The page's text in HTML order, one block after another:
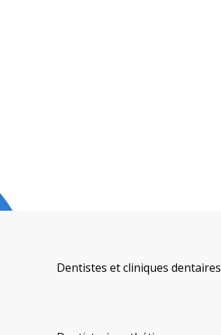
Dentistes et cliniques dentaires